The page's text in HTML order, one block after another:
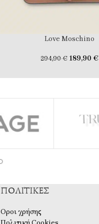
Love Moschino
294,90€ 189,90 €
ΠΟΛΙΤΙΚΈΣ
Οροι χρήσης